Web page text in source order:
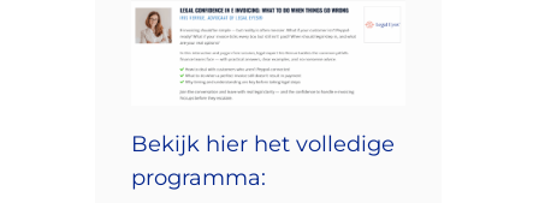
Bekijk hier het volledige
programma: